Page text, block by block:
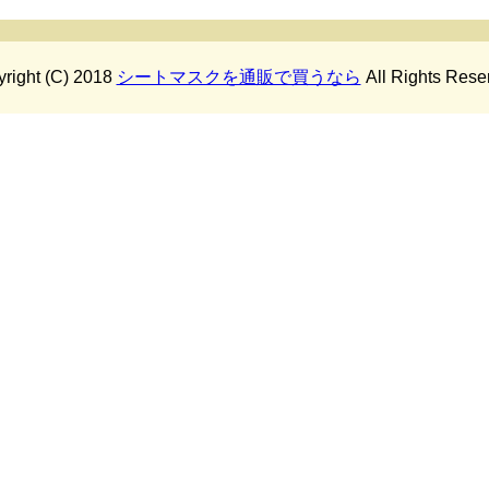
(C) 2018 シートマスクを通販で買うなら All Rights